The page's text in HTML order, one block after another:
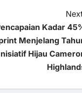
Kadar
Menjelang
Hijau